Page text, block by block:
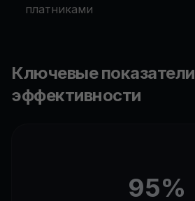
платниками
Ключевые показатели
эффективности
95%